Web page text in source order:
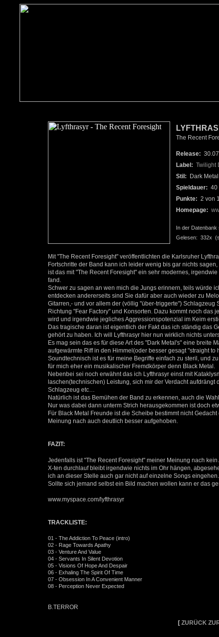
The Recent
Release:
Label: Twilight
Stil: Dark Metal
Spieldauer: 40
Punkte: 2 von
Homepage:
In der Datenbank
Gelesen: 332x
Mit "The Recent Foresight" veröffentlichten die Karlsruher
Fortschritte der Band kann ich leider wenig bis gar nichts
ist das mit "The Recent Foresight" ein sehr modernes,
fand.
Schwer zu sagen an wen mich die Jungs erinnern, teils würde
entdecken andererseits sind Sie dafür aber auch wieder zu
Gitarren,- und vor allem der (völlig "über-triggerte")
Richtung "Fear Factory" und Konsorten. Dazu kommt noch
wird und irgendwie jegliches Aggressionspotenzial im Keim
Das tragische daran ist eigentlich der Fakt das ich ständig das
gehört zu haben. Ich will Lyfthrasyr hier nun wirklich nichts
Es mag sein das es für diese Art des "Dark Metal's" eine breite
aufgewärmte Riff in den Himmel(oder besser gesagt "straight
Soundtechnisch ist es für meine Begriffe einfach zu steril, und
für mich eher ein musikalischer Fremdkörper denn Black Metal.
Nebenbei sei noch erwähnt das ich Lyfthrasyr einst mit
laschen(technischen) Leistung, sich mir der Verdacht
Schlagzeug etc…
Natürlich ist das Bemühen der Band zu erkennen, auch die
Nur was dabei dann unterm Strich herausgekommen ist doch
Für Black Metal Freunde ist die Scheibe bestimmt nicht
Meinung nach auch deutlich besser aufgehoben.
FAZIT:
Jedenfalls ist "The Recent Foresight" meiner Meinung nach
X-ten durchlauf bleibt irgendwie nichts im Ohr hängen,
ich an dieser Stelle auch gar nicht auf einzelne Songs eingehen.
Sollte sich jemand selbst ein Bild machen wollen kann er das
www.myspace.com/lyfthrasyr
TRACKLISTE:
01 - The Addiction To Peace (intro)
02 - Rage Towards Apathy
03 - Venture And Value
04 - Servants In Silent Devotion
05 - Visions Of Hope And Despair
06 - Exhaling The Spirit Of Time
07 - Obsession In A Convenient Manner
08 - Perception Never Expected
B.TERROR
[ ZURÜCK